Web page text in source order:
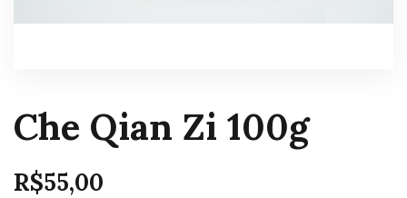
Che Qian Zi 100g
R$55,00